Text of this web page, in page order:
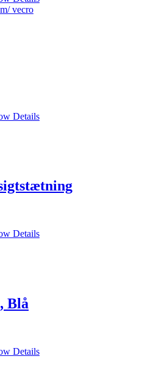
Details
Details
Blå
Details